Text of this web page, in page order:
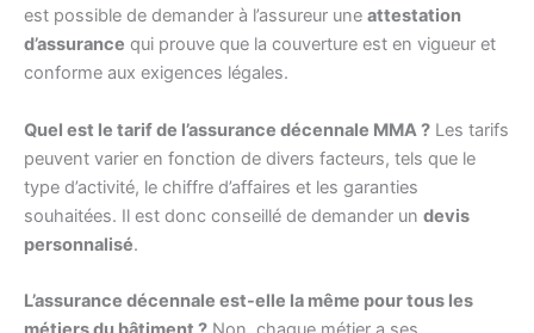
est possible de demander à l’assureur une attestation
d’assurance qui prouve que la couverture est en vigueur et
conforme aux exigences légales.
Quel est le tarif de l’assurance décennale MMA ? Les tarifs
peuvent varier en fonction de divers facteurs, tels que le
type d’activité, le chiffre d’affaires et les garanties
souhaitées. Il est donc conseillé de demander un devis
personnalisé.
L’assurance décennale est-elle la même pour tous les